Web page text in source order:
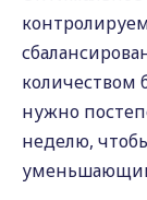
количеством
нужно
неделю,